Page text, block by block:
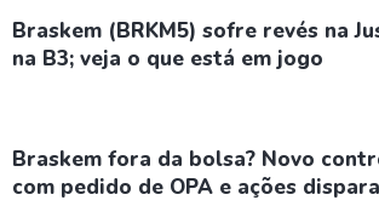
Braskem (BRKM5) sofre revés na
na B3; veja o que está em jogo
Braskem fora da bolsa? Novo
com pedido de OPA e ações